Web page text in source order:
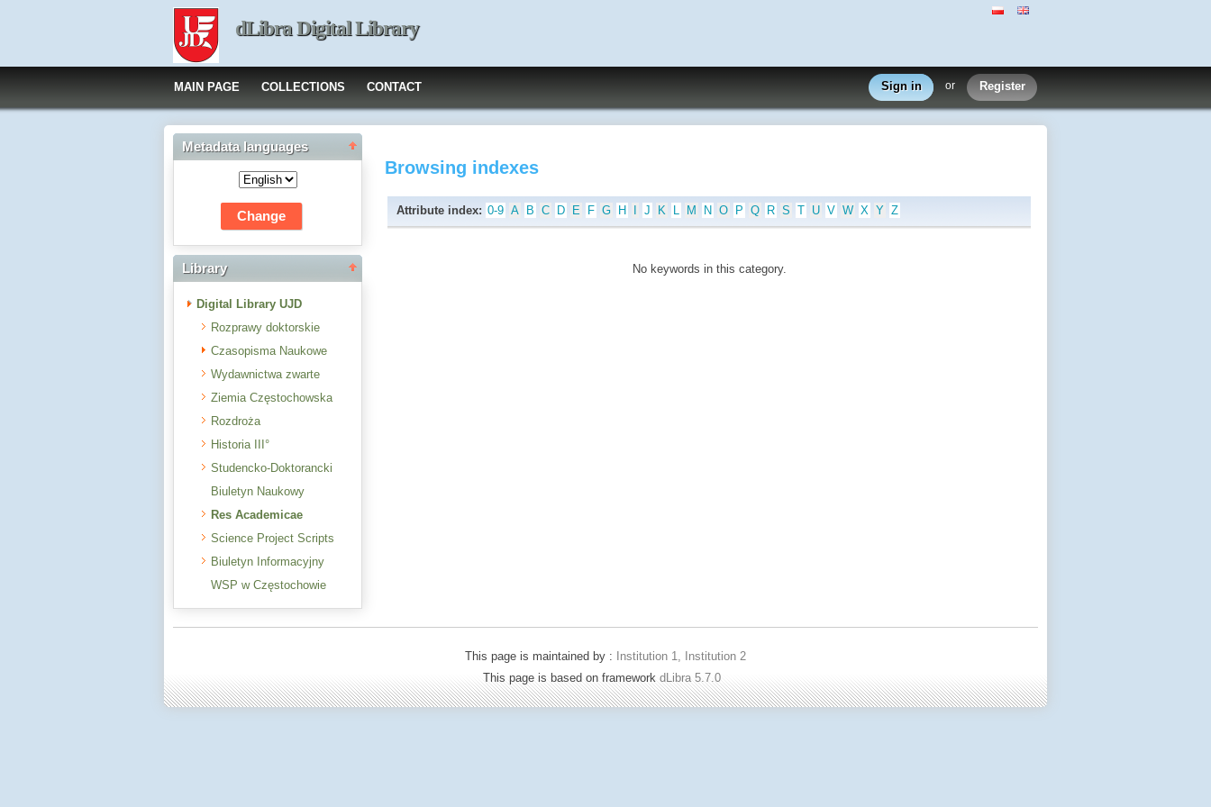
dLibra Digital Library
MAIN PAGE COLLECTIONS CONTACT Sign in or Register
Metadata languages
Library
Digital Library UJD
Rozprawy doktorskie
Czasopisma Naukowe
Wydawnictwa zwarte
Ziemia Częstochowska
Rozdroża
Historia III°
Studencko-Doktorancki
Biuletyn Naukowy
Res Academicae
Science Project Scripts
Biuletyn Informacyjny
WSP w Częstochowie
Browsing indexes
Attribute index: 0-9 A B C D E F G H J K L M N O P Q R S T U V W X Y Z
No keywords in this category.
This page is maintained by :
Institution 1, Institution 2
This page is based on framework dLibra 5.7.0